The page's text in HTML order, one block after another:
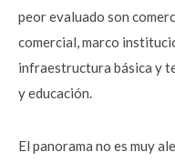
peor evaluado son
comercial, marco
infraestructura básica y
y educación.
El panorama no es muy